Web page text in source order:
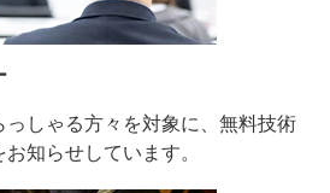
っしゃる方々を対象に、無料技術
知らせしています。